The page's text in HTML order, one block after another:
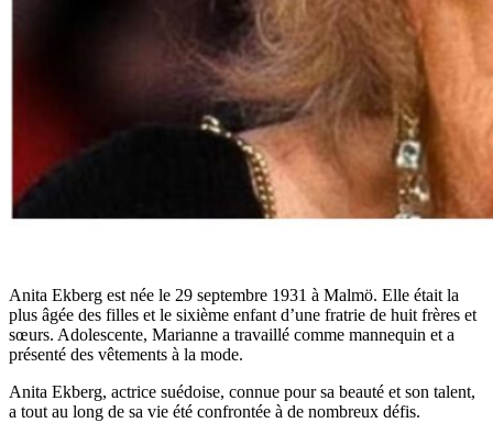
Anita Ekberg est née le 29 septembre 1931 à Malmö. Elle était la
plus âgée des filles et le sixième enfant d’une fratrie de huit frères et
sœurs. Adolescente, Marianne a travaillé comme mannequin et a
présenté des vêtements à la mode.
Anita Ekberg, actrice suédoise, connue pour sa beauté et son talent,
a tout au long de sa vie été confrontée à de nombreux défis.